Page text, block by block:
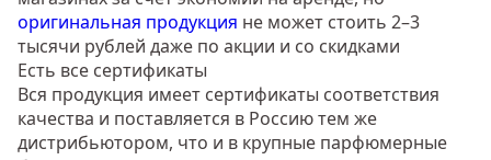
оригинальная продукция не может стоить 2–3
тысячи рублей даже по акции и со скидками
Есть все сертификаты
Вся продукция имеет сертификаты соответствия
качества и поставляется в Россию тем же
дистрибьютором, что и в крупные парфюмерные